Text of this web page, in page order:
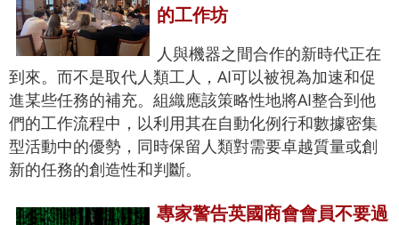
的工作坊
人與機器之間合作的新時代正在
到來。而不是取代人類工人，AI可以被視為加速和促
進某些任務的補充。組織應該策略性地將AI整合到他
們的工作流程中，以利用其在自動化例行和數據密集
型活動中的優勢，同時保留人類對需要卓越質量或創
新的任務的創造性和判斷。
專家警告英國商會會員不要過